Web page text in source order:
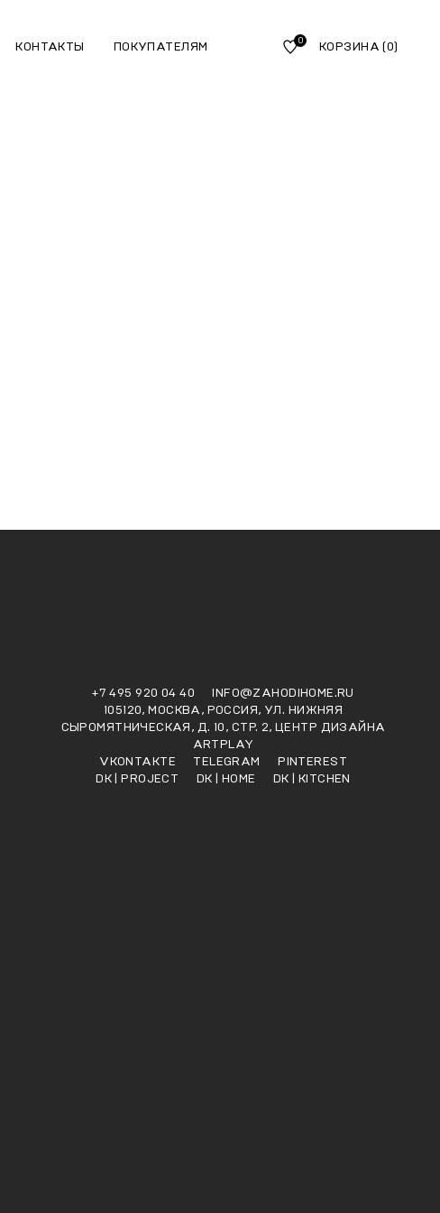
КОНТАКТЫ ПОКУПАТЕЛЯМ 0 КОРЗИНА(0)
+7 495 920 04 40
INFO@ZAHODIHOME.RU
105120, МОСКВА, РОССИЯ, УЛ. НИЖНЯЯ
СЫРОМЯТНИЧЕСКАЯ, Д. 10, СТР. 2, ЦЕНТР ДИЗАЙНА
ARTPLAY
VKONTAKTE
TELEGRAM
PINTEREST
DK | PROJECT
DK | HOME DK | KITCHEN